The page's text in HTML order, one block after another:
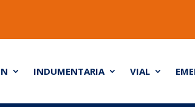
INDUMENTARIA VIAL